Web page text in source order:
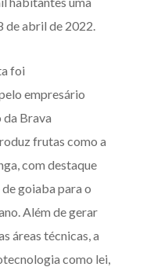
de abril de 2022.
foi
empresário
Brava
frutas como a
com destaque
goiaba para o
Além de gerar
áreas técnicas, a
como lei,